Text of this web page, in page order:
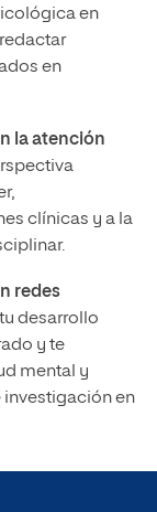
en
en
la atención
clínicas y a la
redes
desarrollo
y te
mental y
en